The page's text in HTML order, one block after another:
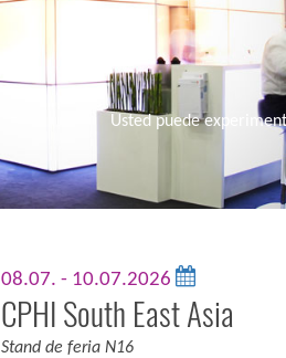
Usted puede
08.07. - 10.07.2026
CPHI South East Asia
Stand de feria N16